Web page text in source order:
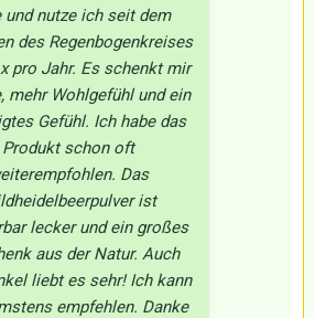
und nutze ich seit dem
des Regenbogenkreises
pro Jahr. Es schenkt mir
mehr Wohlgefühl und ein
Gefühl. Ich habe das
Produkt schon oft
Das
ist
lecker und ein großes
aus der Natur. Auch
liebt es sehr! Ich kann
empfehlen. Danke